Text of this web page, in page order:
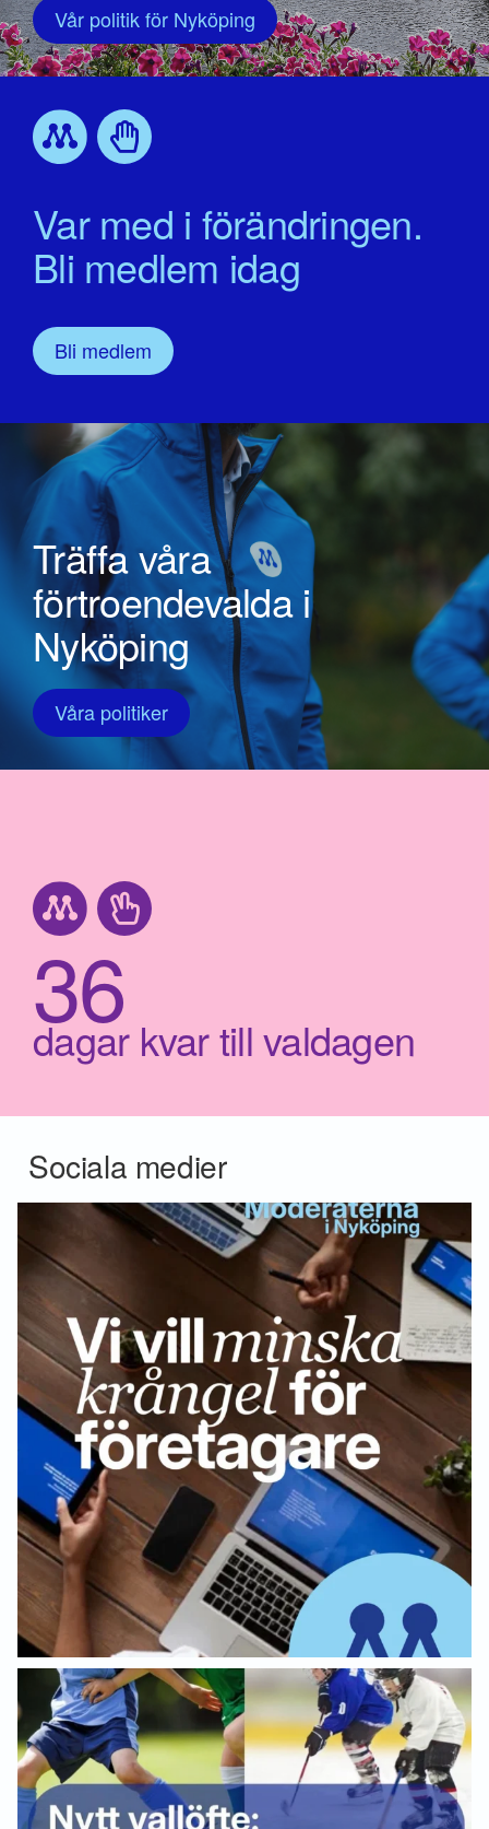
Vår politik för Nyköping
Var med i förändringen.
Bli medlem idag
Bli medlem
36
dagar kvar till valdagen
Träffa våra
förtroendevalda i
Nyköping
Våra politiker
Sociala medier